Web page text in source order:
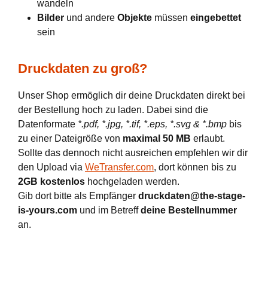
wandeln
Bilder und andere Objekte müssen eingebettet
sein
Druckdaten zu groß?
Unser Shop ermöglich dir deine Druckdaten direkt bei
der Bestellung hoch zu laden. Dabei sind die
Datenformate *.pdf, *.jpg, *.tif, *.eps, *.svg & *.bmp bis
zu einer Dateigröße von maximal 50 MB erlaubt.
Sollte das dennoch nicht ausreichen empfehlen wir dir
den Upload via WeTransfer.com, dort können bis zu
2GB kostenlos hochgeladen werden.
Gib dort bitte als Empfänger druckdaten@the-stage-
is-yours.com und im Betreffdeine Bestellnummer
an.